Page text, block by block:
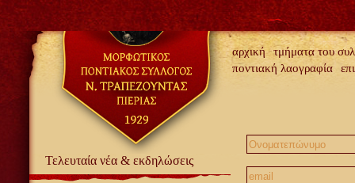
αρχική
τμήματα του
ποντιακή λαογραφία
Τελευταία νέα & εκδηλώσεις